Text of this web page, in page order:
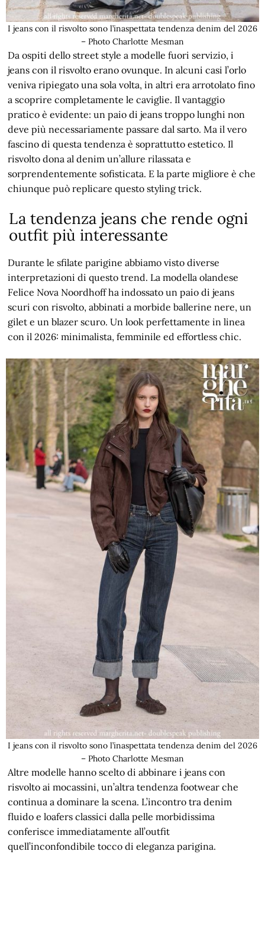
I jeans con il risvolto sono l’inaspettata tendenza denim del 2026
– Photo Charlotte Mesman
Da ospiti dello street style a modelle fuori servizio, i
jeans con il risvolto erano ovunque. In alcuni casi l’orlo
veniva ripiegato una sola volta, in altri era arrotolato fino
a scoprire completamente le caviglie. Il vantaggio
pratico è evidente: un paio di jeans troppo lunghi non
deve più necessariamente passare dal sarto. Ma il vero
fascino di questa tendenza è soprattutto estetico. Il
risvolto dona al denim un’allure rilassata e
sorprendentemente sofisticata. E la parte migliore è che
chiunque può replicare questo styling trick.
La tendenza jeans che rende ogni
outfit più interessante
Durante le sfilate parigine abbiamo visto diverse
interpretazioni di questo trend. La modella olandese
Felice Nova Noordhoff ha indossato un paio di jeans
scuri con risvolto, abbinati a morbide ballerine nere, un
gilet e un blazer scuro. Un look perfettamente in linea
con il 2026: minimalista, femminile ed effortless chic.
I jeans con il risvolto sono l’inaspettata tendenza denim del 2026
– Photo Charlotte Mesman
Altre modelle hanno scelto di abbinare i jeans con
risvolto ai mocassini, un’altra tendenza footwear che
continua a dominare la scena. L’incontro tra denim
fluido e loafers classici dalla pelle morbidissima
conferisce immediatamente all’outfit
quell’inconfondibile tocco di eleganza parigina.